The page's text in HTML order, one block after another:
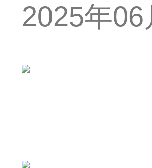
2025年